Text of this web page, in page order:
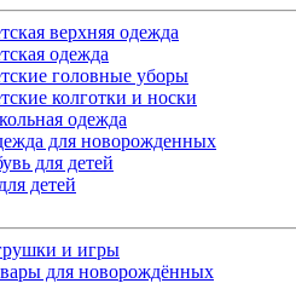
верхняя одежда
одежда
головные уборы
колготки и носки
одежда
для новорожденных
для детей
детей
и игры
для новорождённых